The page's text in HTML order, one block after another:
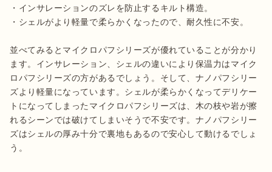
・インサレーションのズレを防止するキルト構造。
・シェルがより軽量で柔らかくなったので、耐久性に不安。
並べてみるとマイクロパフシリーズが優れていることが分かり
ます。インサレーション、シェルの違いにより保温力はマイク
ロパフシリーズの方があるでしょう。そして、ナノパフシリー
ズより軽量になっています。シェルが柔らかくなってデリケー
トになってしまったマイクロパフシリーズは、木の枝や岩が擦
れるシーンでは破けてしまいそうで不安です。ナノパフシリー
ズはシェルの厚み十分で裏地もあるので安心して動けるでしょ
う。